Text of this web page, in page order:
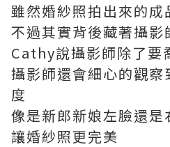
雖然婚紗照拍出來的成
不過其實背後藏著攝影
Cathy說攝影師除了要
攝影師還會細心的觀察
度
像是新郎新娘左臉還是
讓婚紗照更完美